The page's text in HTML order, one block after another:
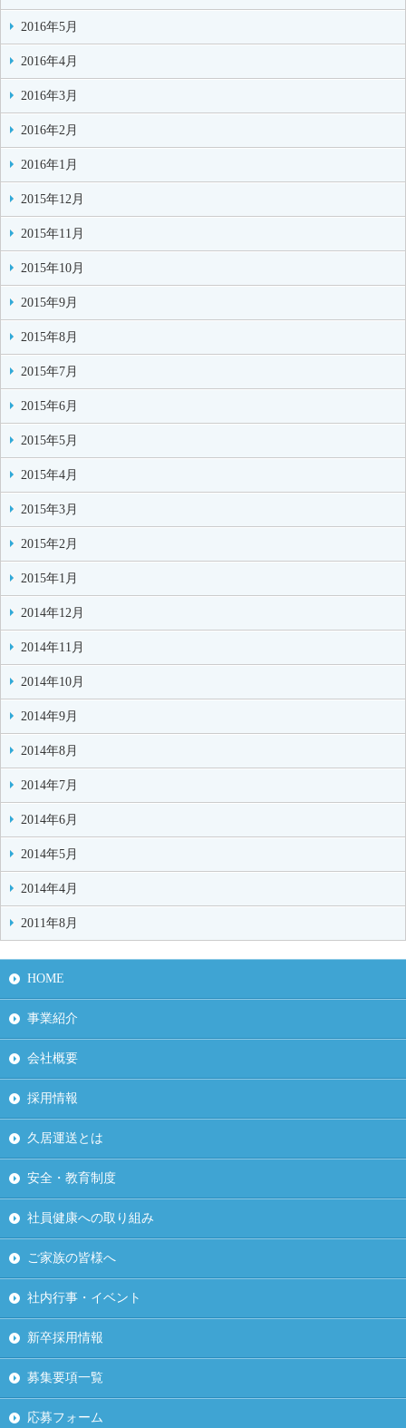
2016年5月
2016年4月
2016年3月
2016年2月
2016年1月
2015年12月
2015年11月
2015年10月
2015年9月
2015年8月
2015年7月
2015年6月
2015年5月
2015年4月
2015年3月
2015年2月
2015年1月
2014年12月
2014年11月
2014年10月
2014年9月
2014年8月
2014年7月
2014年6月
2014年5月
2014年4月
2011年8月
HOME
事業紹介
会社概要
採用情報
久居運送とは
安全・教育制度
社員健康への取り組み
ご家族の皆様へ
社内行事・イベント
新卒採用情報
募集要項一覧
応募フォーム